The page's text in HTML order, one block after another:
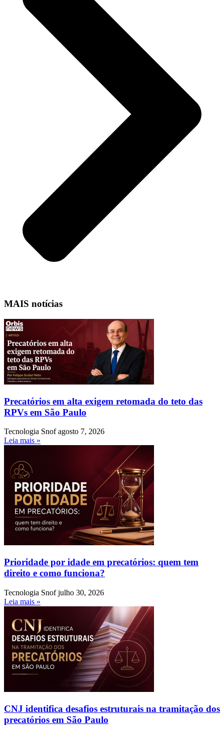
MAIS notícias
Precatórios em alta exigem retomada do teto das
RPVs em São Paulo
Tecnologia Snofagosto 7, 2026
Leia mais »
Prioridade por idade em precatórios: quem tem
direito e como funciona?
Tecnologia Snofjulho 30, 2026
Leia mais »
CNJ identifica desafios estruturais na tramitação dos
precatórios em São Paulo